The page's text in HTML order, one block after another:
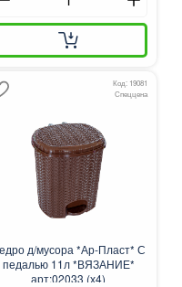
Код: 19081
Спеццена
д/мусора *Ар-Пласт* С
педалью 11л *ВЯЗАНИЕ*
арт:02033 (х4)